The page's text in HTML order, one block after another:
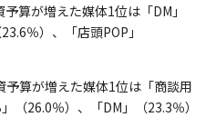
算が増えた媒体1位は「DM」
％）、「店頭POP」
算が増えた媒体1位は「商談用
（26.0％）、「DM」（23.3％）